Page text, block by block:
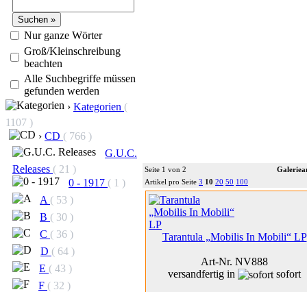
Nur ganze Wörter
Groß/Kleinschreibung
beachten
Alle Suchbegriffe müssen
gefunden werden
› Kategorien (
1107 )
› CD ( 766 )
G.U.C.
Releases ( 21 )
0 - 1917 ( 1 )
A ( 53 )
B ( 30 )
C ( 36 )
D ( 64 )
E ( 43 )
F ( 32 )
Seite 1 von 2
Artikel pro Seite 3 10 20 50 100
Tarantula „Mobilis In Mobili“ LP
Art-Nr. NV888
versandfertig in
sofort